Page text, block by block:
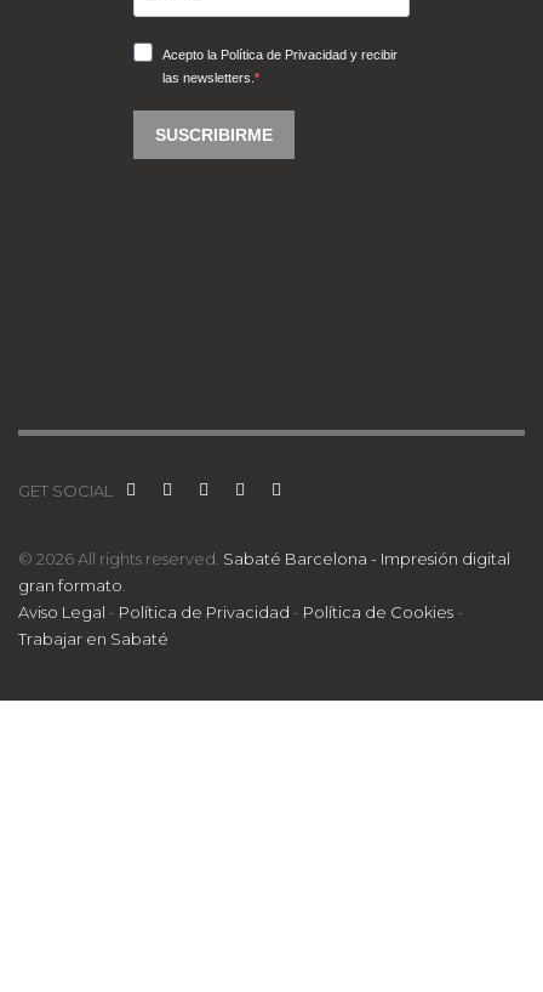
GET SOCIAL
© 2026 All rights reserved. Sabaté Barcelona - Impresión digital
gran formato
Aviso Legal - Política de Privacidad - Política de Cookies -
Trabajar en Sabaté